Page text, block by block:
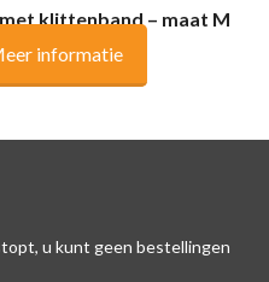
klittenband – maat M
informatie
u kunt geen bestellingen